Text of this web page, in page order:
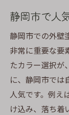
静岡市で人
静岡市での外壁
非常に重要な要
たカラー選択が
に、静岡市では
人気です。例え
け込み、落ち着